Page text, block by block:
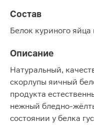
Состав
Белок куриного
Описание
Натуральный,
скорлупы яичный
продукта
нежный бледно-
состоянии у белка